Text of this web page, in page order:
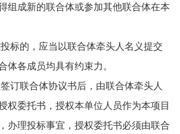
组成新的联合体或参加其他联合体在本
标的，应当以联合体牵头人名义提交
体各成员均具有约束力。
订联合体协议书后，由联合体牵头人
权委托书，授权本单位人员作为本项目
办理投标事宜，授权委托书必须由联合